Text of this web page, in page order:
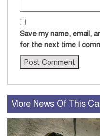
Save my name, email,
for the next time I
More News Of This